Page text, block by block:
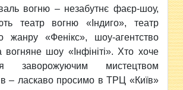
вогню – незабутнє фаєр-шоу,
театр вогню «Індиго», театр
жанру «Фенікс», шоу-агентство
вогняне шоу «Інфініті». Хто хоче
заворожуючим мистецтвом
– ласкаво просимо в ТРЦ «Київ»